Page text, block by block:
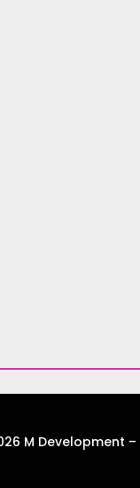
M Development –